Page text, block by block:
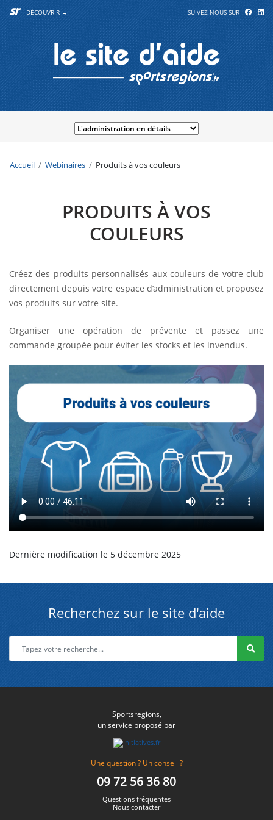
DÉCOUVRIR → SUIVEZ-NOUS SUR
Accueil Webinaires Produits à vos couleurs
PRODUITS À VOS
COULEURS
Créez des produits personnalisés aux couleurs de votre club
directement depuis votre espace d’administration et proposez
vos produits sur votre site.
Organiser une opération de prévente et passez une
commande groupée pour éviter les stocks et les invendus.
Dernière modification le 5 décembre 2025
Recherchez sur le site d'aide
Sportsregions,
un service proposé par
Une question ? Un conseil ?
09 72 56 36 80
Questions fréquentes
Nous contacter